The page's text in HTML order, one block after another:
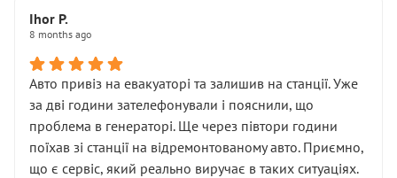
Далі ситуація тільки погіршилась:
• сказали, що тепер “потрібно знімати колеса”
• що біля авто стояти вже не можна
• почали озвучувати купу додаткових робіт без
чіткого пояснення
( ну все зняли та доробили) дякую!
Окремий момент, який виглядає абсурдно:
мені заявили, що бачок гальмівної рідини потрібно
Ihor P.
8 months ago
Авто привіз на евакуаторі та залишив на станції. Уже
за дві години зателефонували і пояснили, що
проблема в генераторі. Ще через півтори години
поїхав зі станції на відремонтованому авто. Приємно,
що є сервіс, який реально виручає в таких ситуаціях.